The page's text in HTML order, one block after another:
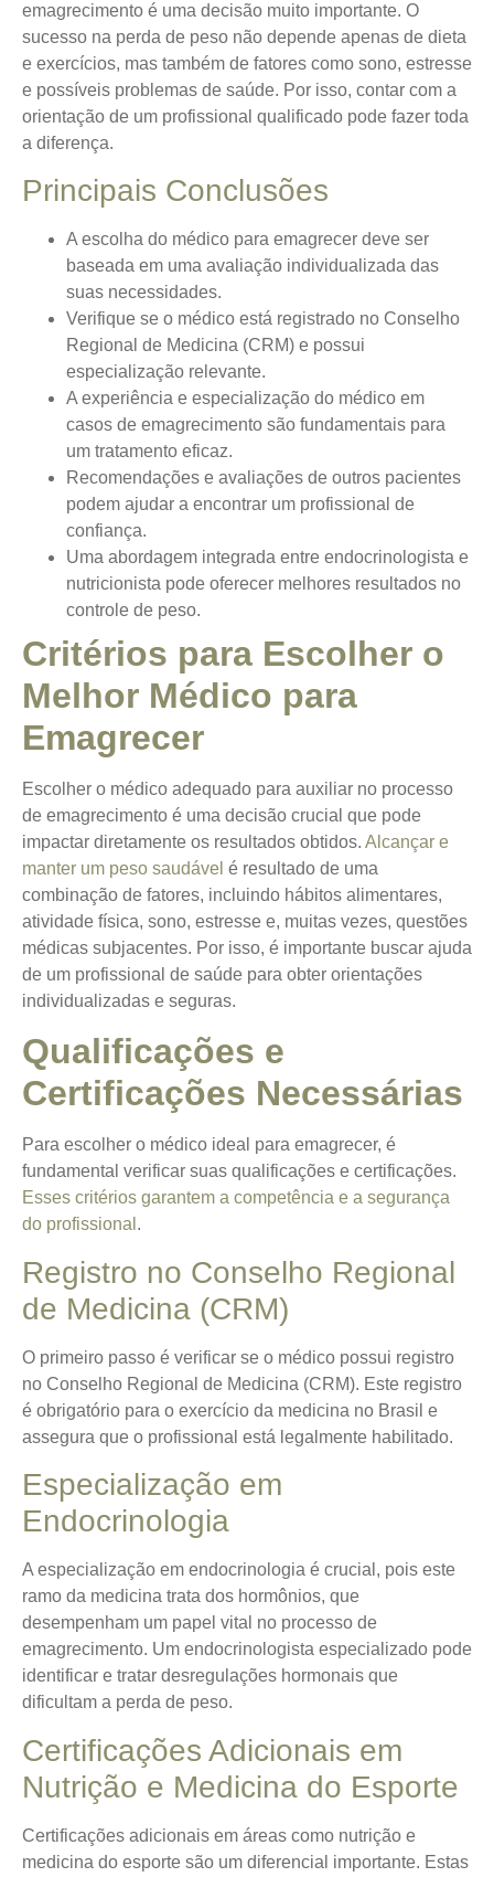
emagrecimento é uma decisão muito importante. O
sucesso na perda de peso não depende apenas de dieta
e exercícios, mas também de fatores como sono, estresse
e possíveis problemas de saúde. Por isso, contar com a
orientação de um profissional qualificado pode fazer toda
a diferença.
Principais Conclusões
A escolha do médico para emagrecer deve ser
baseada em uma avaliação individualizada das
suas necessidades.
Verifique se o médico está registrado no Conselho
Regional de Medicina (CRM) e possui
especialização relevante.
A experiência e especialização do médico em
casos de emagrecimento são fundamentais para
um tratamento eficaz.
Recomendações e avaliações de outros pacientes
podem ajudar a encontrar um profissional de
confiança.
Uma abordagem integrada entre endocrinologista e
nutricionista pode oferecer melhores resultados no
controle de peso.
Critérios para Escolher o
Melhor Médico para
Emagrecer
Escolher o médico adequado para auxiliar no processo
de emagrecimento é uma decisão crucial que pode
impactar diretamente os resultados obtidos. Alcançar e
manter um peso saudável é resultado de uma
combinação de fatores, incluindo hábitos alimentares,
atividade física, sono, estresse e, muitas vezes, questões
médicas subjacentes. Por isso, é importante buscar ajuda
de um profissional de saúde para obter orientações
individualizadas e seguras.
Qualificações e
Certificações Necessárias
Para escolher o médico ideal para emagrecer, é
fundamental verificar suas qualificações e certificações.
Esses critérios garantem a competência e a segurança
do profissional .
Registro no Conselho Regional
de Medicina (CRM)
O primeiro passo é verificar se o médico possui registro
no Conselho Regional de Medicina (CRM). Este registro
é obrigatório para o exercício da medicina no Brasil e
assegura que o profissional está legalmente habilitado.
Especialização em
Endocrinologia
A especialização em endocrinologia é crucial, pois este
ramo da medicina trata dos hormônios, que
desempenham um papel vital no processo de
emagrecimento. Um endocrinologista especializado pode
identificar e tratar desregulações hormonais que
dificultam a perda de peso.
Certificações Adicionais em
Nutrição e Medicina do Esporte
Certificações adicionais em áreas como nutrição e
medicina do esporte são um diferencial importante. Estas